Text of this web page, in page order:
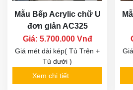
Mẫu Bếp Acrylic chữ U
đơn giản AC325
Giá: 5.700.000 Vnđ
Giá mét dài kép( Tủ Trên +
Tủ dưới )
Xem chi tiết